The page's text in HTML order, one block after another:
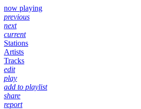
now playing
previous
next
current
Stations
Artists
Tracks
edit
play
add to playlist
share
report